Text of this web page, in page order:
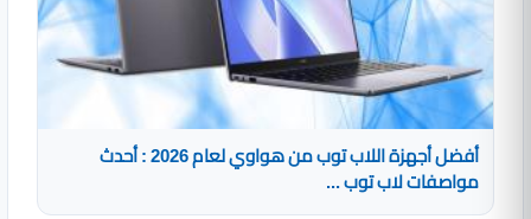
أفضل أجهزة اللاب توب من هواوي لعام 2026 : أحدث
مواصفات لاب توب ...